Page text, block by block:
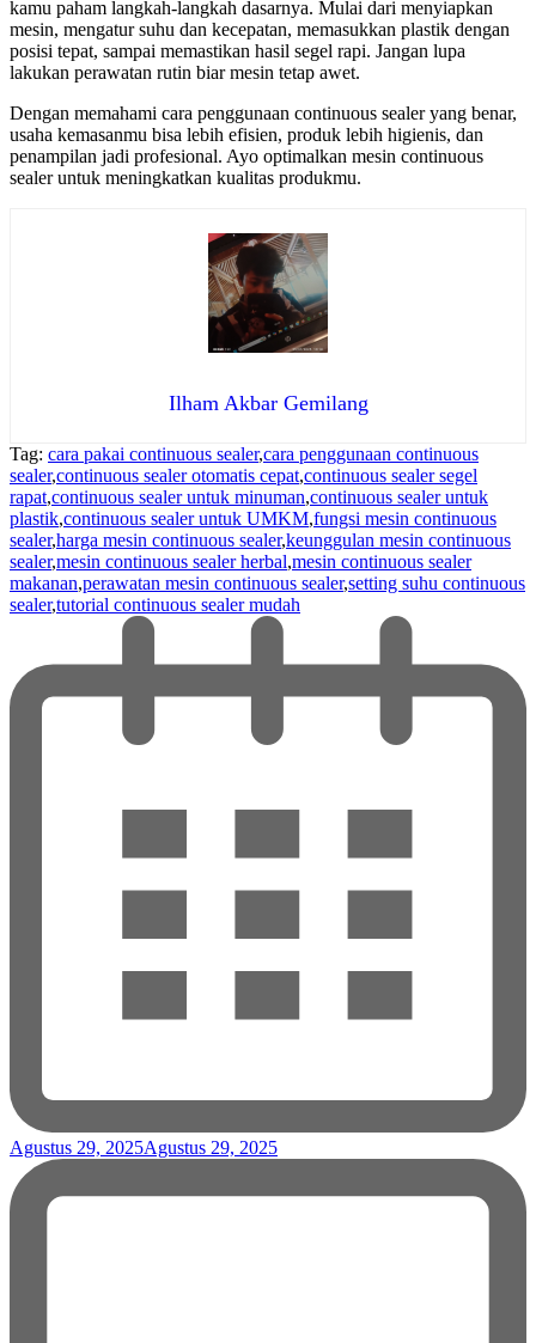
kamu paham langkah-langkah dasarnya. Mulai dari menyiapkan
mesin, mengatur suhu dan kecepatan, memasukkan plastik dengan
posisi tepat, sampai memastikan hasil segel rapi. Jangan lupa
lakukan perawatan rutin biar mesin tetap awet.
Dengan memahami cara penggunaan continuous sealer yang benar,
usaha kemasanmu bisa lebih efisien, produk lebih higienis, dan
penampilan jadi profesional. Ayo optimalkan mesin continuous
sealer untuk meningkatkan kualitas produkmu.
Ilham Akbar Gemilang
Tag: cara pakai continuous sealer,cara penggunaan continuous
sealer,continuous sealer otomatis cepat,continuous sealer segel
rapat,continuous sealer untuk minuman,continuous sealer untuk
plastik,continuous sealer untuk UMKM,fungsi mesin continuous
sealer,harga mesin continuous sealer,keunggulan mesin continuous
sealer,mesin continuous sealer herbal,mesin continuous sealer
makanan,perawatan mesin continuous sealer,setting suhu continuous
sealer,tutorial continuous sealer mudah
Agustus 29, 2025Agustus 29, 2025